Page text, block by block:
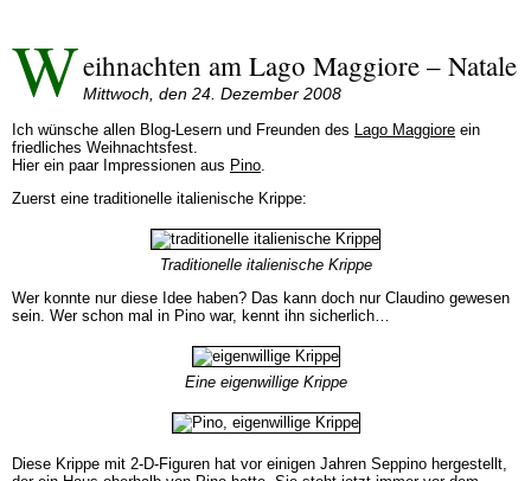
Weihnachten am Lago Maggiore – Natale
Mittwoch, den 24. Dezember 2008
Ich wünsche allen Blog-Lesern und Freunden des Lago Maggiore ein
friedliches Weihnachtsfest.
Hier ein paar Impressionen aus Pino.
Zuerst eine traditionelle italienische Krippe:
Traditionelle italienische Krippe
Wer konnte nur diese Idee haben? Das kann doch nur Claudino gewesen
sein. Wer schon mal in Pino war, kennt ihn sicherlich…
Eine eigenwillige Krippe
Diese Krippe mit 2-D-Figuren hat vor einigen Jahren Seppino hergestellt,